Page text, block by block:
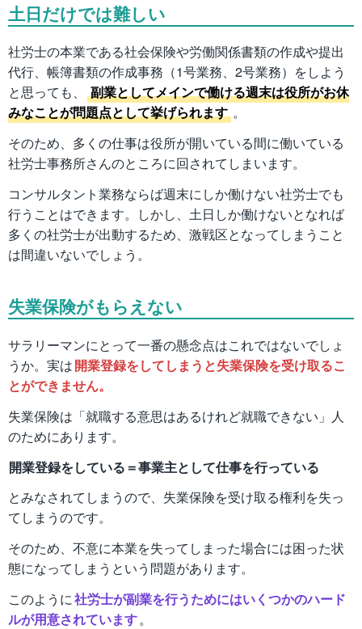
土日だけでは難しい
社労士の本業である社会保険や労働関係書類の作成や提出
代行、帳簿書類の作成事務（1号業務、2号業務）をしよう
と思っても、
副業としてメインで働ける週末は役所がお休
みなことが問題点として挙げられます 。
そのため、多くの仕事は役所が開いている間に働いている
社労士事務所さんのところに回されてしまいます。
コンサルタント業務ならば週末にしか働けない社労士でも
行うことはできます。しかし、土日しか働けないとなれば
多くの社労士が出動するため、激戦区となってしまうこと
は間違いないでしょう。
失業保険がもらえない
サラリーマンにとって一番の懸念点はこれではないでしょ
うか。実は開業登録をしてしまうと失業保険を受け取るこ
とができません。
失業保険は「就職する意思はあるけれど就職できない」人
のためにあります。
開業登録をしている＝事業主として仕事を行っている
とみなされてしまうので、失業保険を受け取る権利を失っ
てしまうのです。
そのため、不意に本業を失ってしまった場合には困った状
態になってしまうという問題があります。
このように社労士が副業を行うためにはいくつかのハード
ルが用意されています。